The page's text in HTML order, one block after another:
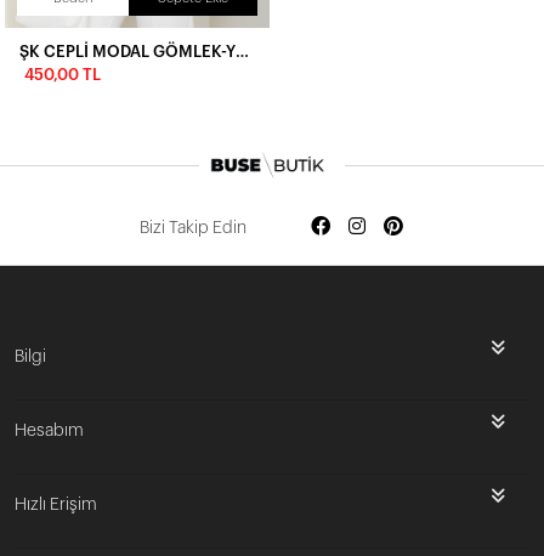
450,00 TL
Bizi Takip Edin
Bilgi
Hesabım
Hızlı Erişim